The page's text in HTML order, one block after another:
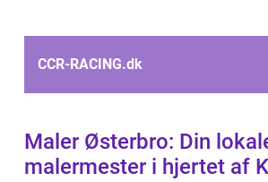
CCR-RACING.dk
Maler Østerbro: Din
malermester i hjertet af